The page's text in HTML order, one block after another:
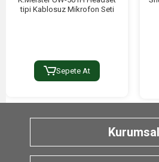
tipi Kablosuz Mikrofon Seti
Sepete At
Kurumsal